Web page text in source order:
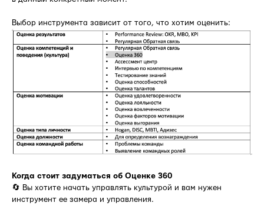
Выбор инструмента зависит от того, что хотим оценить:
Когда стоит задуматься об Оценке 360
🔄 Вы хотите начать управлять культурой и вам нужен
инструмент ее замера и управления.